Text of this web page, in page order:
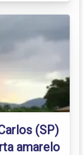
(SP)
amarelo